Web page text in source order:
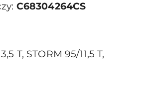
C68304264CS
T, STORM 95/11,5 T,